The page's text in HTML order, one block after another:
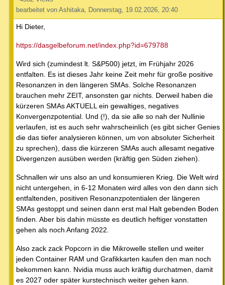
bearbeitet von Ashitaka, Donnerstag, 19.02.2026, 20:40
Hi Dieter,
https://dasgelbeforum.net/index.php?id=679788
Wird sich (zumindest lt. S&P500) jetzt, im Frühjahr 2026
entfalten. Es ist dieses Jahr keine Zeit mehr für große positive
Resonanzen in den längeren SMAs. Solche Resonanzen
brauchen mehr ZEIT, ansonsten gar nichts. Derweil haben die
kürzeren SMAs AKTUELL ein gewaltiges, negatives
Konvergenzpotential. Und (!), da sie alle so nah der Nullinie
verlaufen, ist es auch sehr wahrscheinlich (es gibt sicher Genies
die das tiefer analysieren können, um von absoluter Sicherheit
zu sprechen), dass die kürzeren SMAs auch allesamt negative
Divergenzen ausüben werden (kräftig gen Süden ziehen).
Schnallen wir uns also an und konsumieren Krieg. Die Welt wird
nicht untergehen, in 6-12 Monaten wird alles von den dann sich
entfaltenden, positiven Resonanzpotentialen der längeren
SMAs gestoppt und seinen dann erst mal Halt gebenden Boden
finden. Aber bis dahin müsste es deutlich heftiger vonstatten
gehen als noch Anfang 2022.
Also zack zack Popcorn in die Mikrowelle stellen und weiter
jeden Container RAM und Grafikkarten kaufen den man noch
bekommen kann. Nvidia muss auch kräftig durchatmen, damit
es 2027 oder später kurstechnisch weiter gehen kann.